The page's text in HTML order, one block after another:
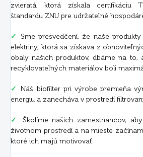
zvieratá, ktorá získala certifikáciu
štandardu ZNU pre udržateľné
✓
Sme presvedčení, že naše
elektriny, ktorá sa získava z
obaly našich produktov, dbáme na to,
recyklovateľných materiálov boli
✓ Náš biofilter pri výrobe premieňa
energiu a zanecháva v prostredí
✓
Školíme našich zamestnancov,
životnom prostredí a na mieste
ktoré ich majú motivovať.